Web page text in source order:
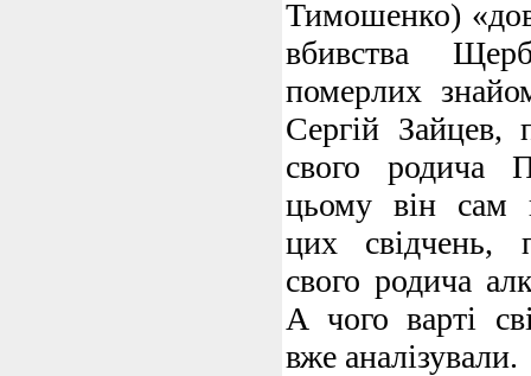
Тимошенко)
вбивства
померлих
Сергій Зайцев,
свого родича
цьому він сам
цих свідчень,
свого родича
А чого варті
вже аналізували.